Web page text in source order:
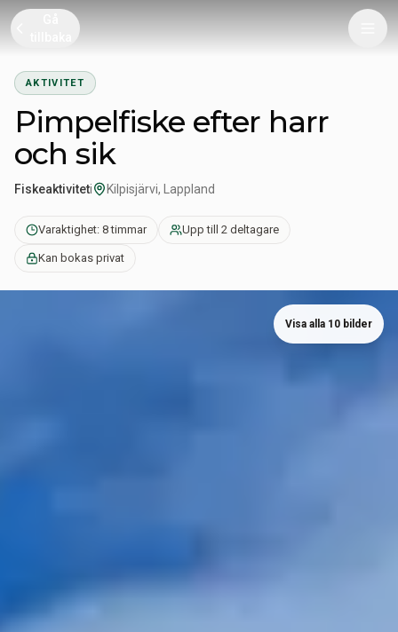
AKTIVITET
Pimpelfiske efter harr
och sik
Fiskeaktiviteti Kilpisjärvi, Lappland
Varaktighet: 8 timmar Upp till 2 deltagare
Kan bokas privat
Visa alla 10 bilder